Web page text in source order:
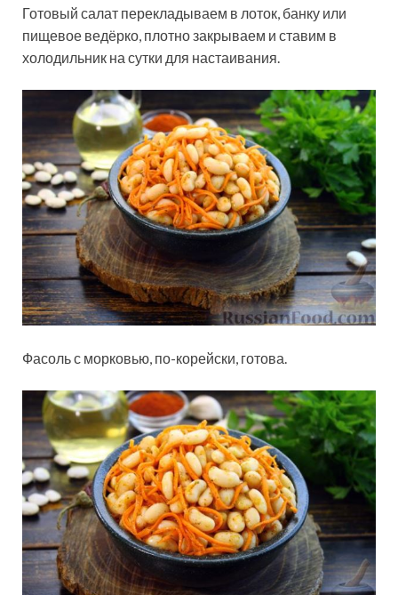
Готовый салат перекладываем в лоток, банку или
пищевое ведёрко, плотно закрываем и ставим в
холодильник на сутки для настаивания.
Фасоль с морковью, по-корейски, готова.